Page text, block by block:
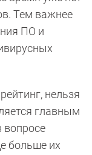
Тем важнее
ПО и
нельзя
главным
вопросе
больше их